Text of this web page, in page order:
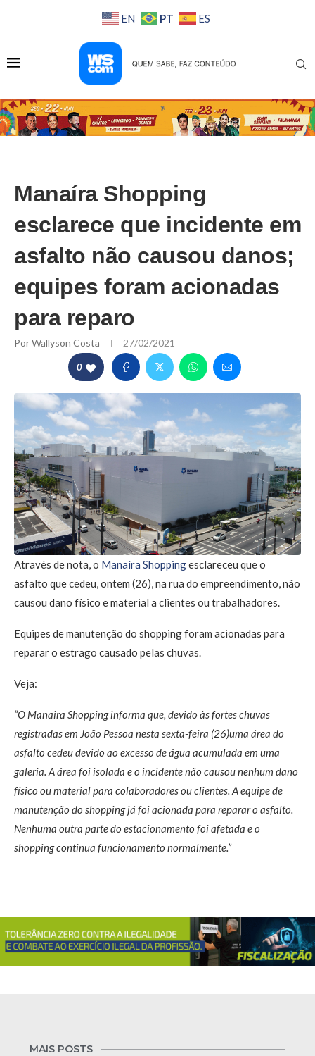
EN PT ES
Manaíra Shopping
esclarece que incidente em
asfalto não causou danos;
equipes foram acionadas
para reparo
PorWallyson Costa 27/02/2021
0
Através de nota, o Manaíra Shoppingesclareceu que o
asfalto que cedeu, ontem (26), na rua do empreendimento, não
causou dano físico e material a clientes ou trabalhadores.
Equipes de manutenção do shopping foram acionadas para
reparar o estrago causado pelas chuvas.
Veja:
“O Manaira Shopping informa que, devido às fortes chuvas
registradas em João Pessoa nesta sexta-feira (26)uma área do
asfalto cedeu devido ao excesso de água acumulada em uma
galeria. A área foi isolada e o incidente não causou nenhum dano
físico ou material para colaboradores ou clientes. A equipe de
manutenção do shopping já foi acionada para reparar o asfalto.
Nenhuma outra parte do estacionamento foi afetada e o
shopping continua funcionamento normalmente.”
MAIS POSTS